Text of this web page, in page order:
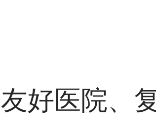
好医院、